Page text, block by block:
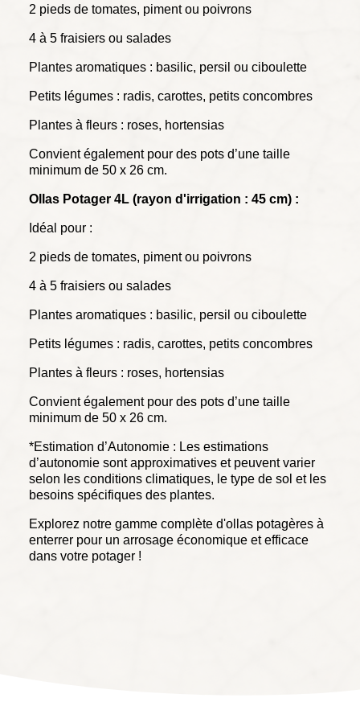
2 pieds de tomates, piment ou poivrons
4 à 5 fraisiers ou salades
Plantes aromatiques : basilic, persil ou ciboulette
Petits légumes : radis, carottes, petits concombres
Plantes à fleurs : roses, hortensias
Convient également pour des pots d’une taille
minimum de 50 x 26 cm.
Ollas Potager 4L (rayon d'irrigation : 45 cm) :
Idéal pour :
2 pieds de tomates, piment ou poivrons
4 à 5 fraisiers ou salades
Plantes aromatiques : basilic, persil ou ciboulette
Petits légumes : radis, carottes, petits concombres
Plantes à fleurs : roses, hortensias
Convient également pour des pots d’une taille
minimum de 50 x 26 cm.
*Estimation d’Autonomie : Les estimations
d’autonomie sont approximatives et peuvent varier
selon les conditions climatiques, le type de sol et les
besoins spécifiques des plantes.
Explorez notre gamme complète d'ollas potagères à
enterrer pour un arrosage économique et efficace
dans votre potager !